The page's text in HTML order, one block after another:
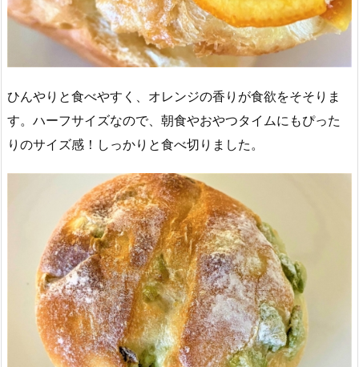
ひんやりと食べやすく、オレンジの香りが食欲をそそりま
す。ハーフサイズなので、朝食やおやつタイムにもぴった
りのサイズ感！しっかりと食べ切りました。